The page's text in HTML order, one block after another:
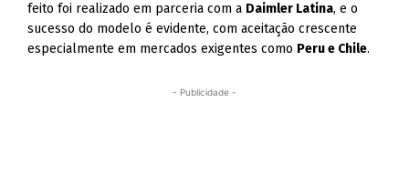
feito foi realizado em parceria com a Daimler Latina, e o
sucesso do modelo é evidente, com aceitação crescente
especialmente em mercados exigentes como Peru e Chile.
- Publicidade -